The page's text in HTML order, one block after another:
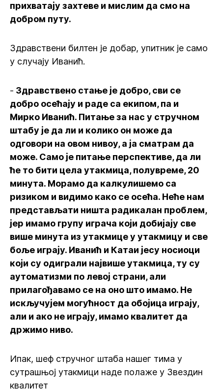
прихватају захтеве и мислим да смо на
добром путу.
Здравствени билтен је добар, упитник је само
у случају Иванић.
- Здравствено стање је добро, сви се
добро осећају и раде са екипом, па и
Мирко Иванић. Питање за нас у стручном
штабу је да ли и колико он може да
одговори на овом нивоу, а ја сматрам да
може. Само је питање перспективе, да ли
ће то бити цела утакмица, полувреме, 20
минута. Морамо да калкулишемо са
ризиком и видимо како се осећа. Неће нам
представљати ништа радикалан проблем,
јер имамо групу играча који добијају све
више минута из утакмице у утакмицу и све
боље играју. Иванић и Катаи јесу носиоци
који су одиграли највише утакмица, ту су
аутоматизми по левој страни, али
прилагођавамо се на оно што имамо. Не
искључујем могућност да обојица играју,
али и ако не играју, имамо квалитет да
држимо ниво.
Ипак, шеф стручног штаба нашег тима у
сутрашњој утакмици наде полаже у Звездин
квалитет